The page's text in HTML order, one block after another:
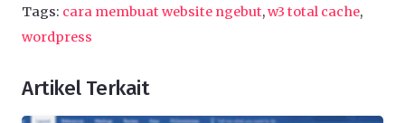
Tags: cara membuat website ngebut,w3 total cache,
wordpress
Artikel Terkait